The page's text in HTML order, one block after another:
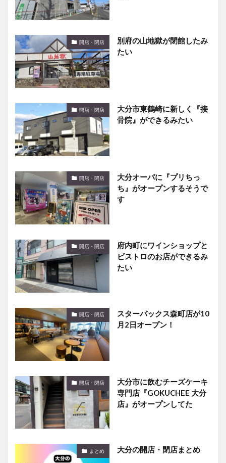
開店・閉店
別府の山地獄が閉館したみ
たい
開店・閉店
大分市東鶴崎に新しく『接
骨院』ができるみたい
開店・閉店
大分オーパに『プリちっ
ち』がオープンするそうで
す
開店・閉店
府内町にワインショップと
ビストロのお店ができるみ
たい
開店・閉店
スターバックス森町店が10
月2日オープン！
開店・閉店
大分市に飲むチーズケーキ
専門店『GOKUCHEE 大分
店』がオープンしてた
まとめ 大分の開店・閉店まとめ